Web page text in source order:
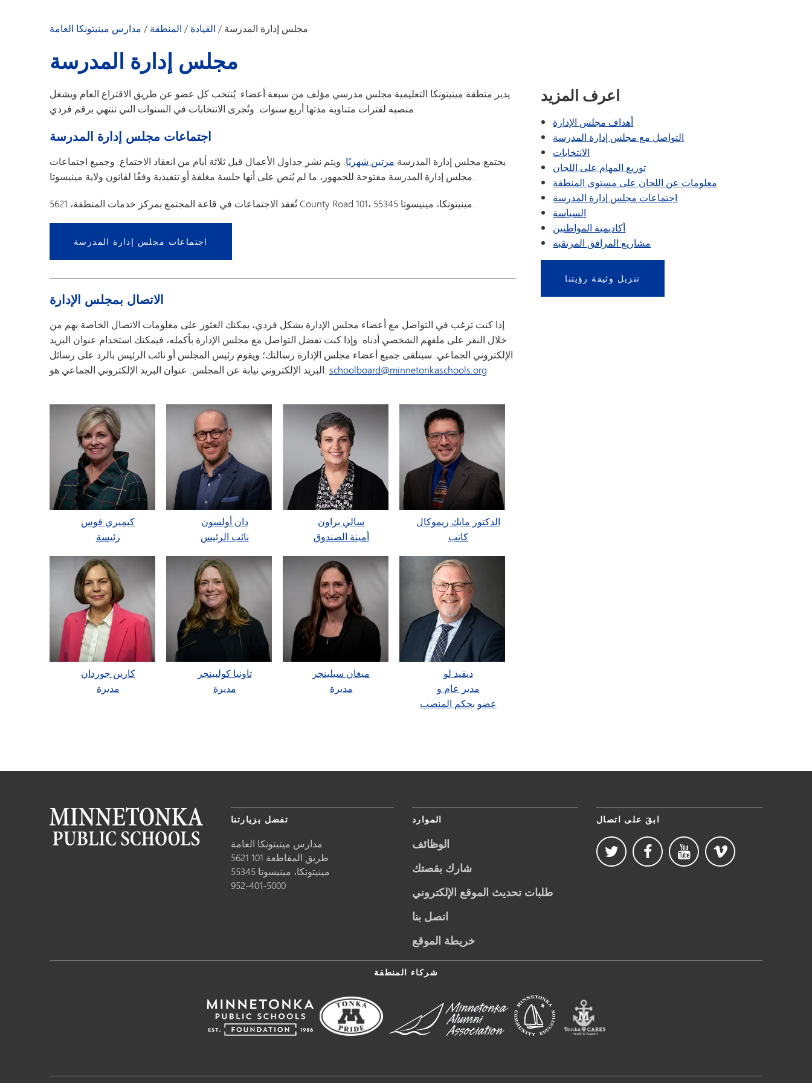
مدارس مينيتونكا العامة / المنطقة / القيادة / مجلس إدارة المدرسة
مجلس إدارة المدرسة
يدير منطقة مينيتونكا التعليمية مجلس مدرسي مؤلف من سبعة أعضاء. يُنتخب كل عضو عن طريق الاقتراع العام ويشغل
منصبه لفترات متناوبة مدتها أربع سنوات. وتُجرى الانتخابات في السنوات التي تنتهي برقم فردي.
اجتماعات مجلس إدارة المدرسة
يجتمع مجلس إدارة المدرسة مرتين شهريًا. ويتم نشر جداول الأعمال قبل ثلاثة أيام من انعقاد الاجتماع. وجميع اجتماعات
مجلس إدارة المدرسة مفتوحة للجمهور، ما لم يُنص على أنها جلسة مغلقة أو تنفيذية وفقًا لقانون ولاية مينيسوتا.
تُعقد الاجتماعات في قاعة المجتمع بمركز خدمات المنطقة، 5621 County Road 101، مينيتونكا، مينيسوتا 55345.
اجتماعات مجلس إدارة المدرسة
الاتصال بمجلس الإدارة
إذا كنت ترغب في التواصل مع أعضاء مجلس الإدارة بشكل فردي، يمكنك العثور على معلومات الاتصال الخاصة بهم من
خلال النقر على ملفهم الشخصي أدناه. وإذا كنت تفضل التواصل مع مجلس الإدارة بأكمله، فيمكنك استخدام عنوان البريد
الإلكتروني الجماعي. سيتلقى جميع أعضاء مجلس الإدارة رسالتك؛ ويقوم رئيس المجلس أو نائب الرئيس بالرد على رسائل
البريد الإلكتروني نيابة عن المجلس. عنوان البريد الإلكتروني الجماعي هو: schoolboard@minnetonkaschools.org
كيميري فوس
رئيسة
دان أولسون
نائب الرئيس
سالي براون
أمينة الصندوق
الدكتور مايك ريموكال
كاتب
كارين جوردان
مديرة
تاونيا كولبينجر
مديرة
ميغان سيلينجر
مديرة
ديفيد لو
مدير عام و
عضو بحكم المنصب
اعرف المزيد
أهداف مجلس الإدارة
التواصل مع مجلس إدارة المدرسة
الانتخابات
توزيع المهام على اللجان
معلومات عن اللجان على مستوى المنطقة
اجتماعات مجلس إدارة المدرسة
السياسة
أكاديمية المواطنين
مشاريع المرافق المرتقبة
تنزيل وثيقة رؤيتنا
تفضل بزيارتنا
مدارس مينيتونكا العامة
5621 طريق المقاطعة 101
مينيتونكا، مينيسوتا 55345
952-401-5000
الموارد
الوظائف
شارك بقصتك
طلبات تحديث الموقع الإلكتروني
اتصل بنا
خريطة الموقع
ابقَ على اتصال
شركاء المنطقة